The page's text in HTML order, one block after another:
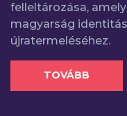
felleltározása,
magyarság
újratermeléséhez.
TOVÁBB